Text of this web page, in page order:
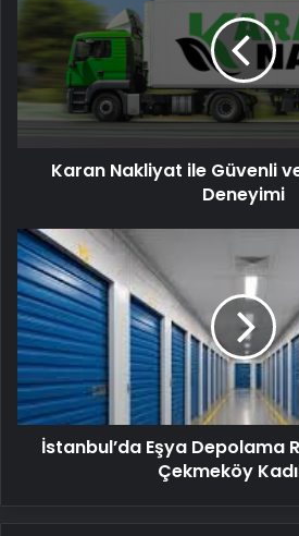
Planlı
Taşınma
Deneyimi
Karan Nakliyat ile Güvenli
Deneyimi
İstanbul’da
Eşya
Depolama
Rehberi
Ümraniye
Çekmeköy
Kadıköy
İstanbul’da Eşya Depolama
Çekmeköy